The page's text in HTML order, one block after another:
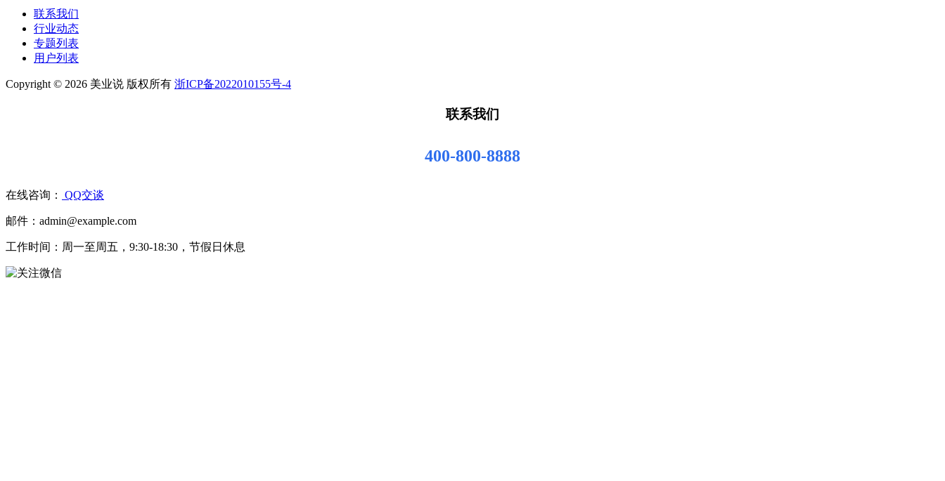
联系我们
行业动态
专题列表
用户列表
Copyright © 2026 美业说 版权所有 浙ICP备2022010155号-4
联系我们
400-800-8888
在线咨询： QQ交谈
邮件：admin@example.com
工作时间：周一至周五，9:30-18:30，节假日休息